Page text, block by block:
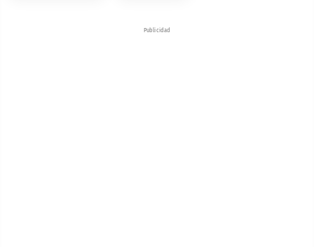
Publicidad